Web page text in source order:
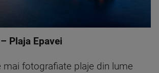
Plaja Epavei
mai fotografiate plaje din lume